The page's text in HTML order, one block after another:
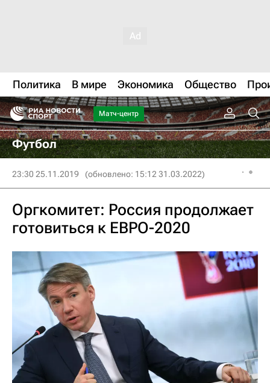
Политика В мире Экономика Общество
Матч-центр
Футбол
23:30 25.11.2019 (обновлено: 15:12 31.03.2022)
Оргкомитет: Россия продолжает
готовиться к ЕВРО-2020